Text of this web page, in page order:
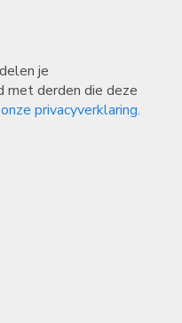
je
met derden die deze
privacyverklaring.